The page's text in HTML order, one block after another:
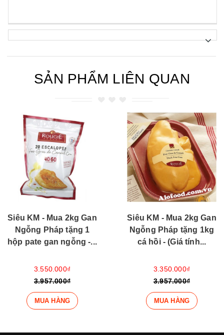
SẢN PHẨM LIÊN QUAN
Siêu KM - Mua 2kg Gan
Ngỗng Pháp tặng 1
hộp pate gan ngỗng -...
3.550.000₫
3.957.000₫
MUA HÀNG
Siêu KM - Mua 2kg Gan
Ngỗng Pháp tặng 1kg
cá hồi - (Giá tính...
3.350.000₫
3.957.000₫
MUA HÀNG